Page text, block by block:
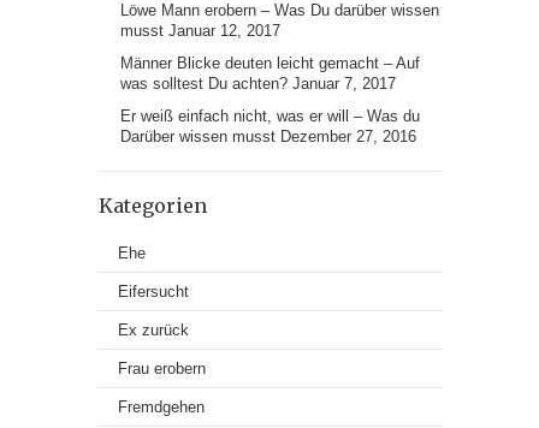
Löwe Mann erobern – Was Du darüber wissen
musst Januar 12, 2017
Männer Blicke deuten leicht gemacht – Auf
was solltest Du achten? Januar 7, 2017
Er weiß einfach nicht, was er will – Was du
Darüber wissen musst Dezember 27, 2016
Kategorien
Ehe
Eifersucht
Ex zurück
Frau erobern
Fremdgehen